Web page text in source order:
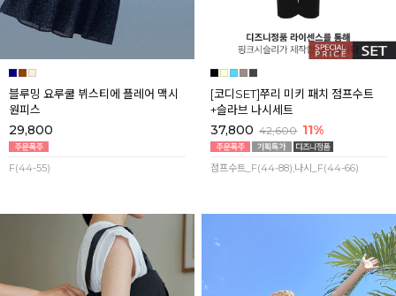
블루밍 요루쿨 뷔스티에 플레어 맥시
원피스
29,800
F(44-55)
[코디SET]쭈리 미키 패치 점프수트
+슬라브 나시세트
37,800 42,600 11%
점프수트_F(44-88),나시_F(44-66)